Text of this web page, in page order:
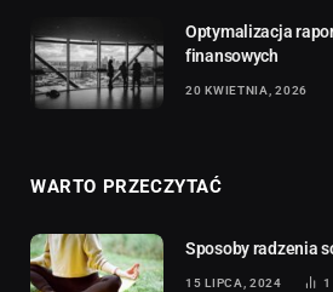
Optymalizacja
finansowych
20 KWIETNIA, 2026
WARTO PRZECZYTAĆ
Sposoby radzenia
15 LIPCA, 2024 1